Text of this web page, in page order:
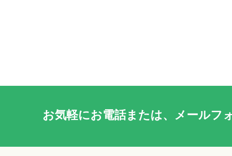
お気軽にお電話または、 メールフ